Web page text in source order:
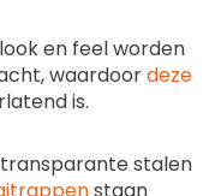
en feel worden
waardoordeze
is.
stalen
staan